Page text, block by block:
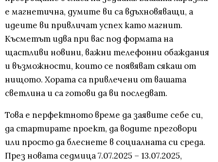
е магнетична, думите ви са вдъхновяващи, а
идеите ви привличат успех като магнит.
Късметът идва при вас под формата на
щастливи новини, важни телефонни обаждания
и възможности, които се появяват сякаш от
нищото. Хората са привлечени от вашата
светлина и са готови да ви последват.
Това е перфектното време да заявите себе си,
да стартирате проект, да водите преговори
или просто да блеснете в социалната си среда.
През новата седмица 7.07.2025 – 13.07.2025,